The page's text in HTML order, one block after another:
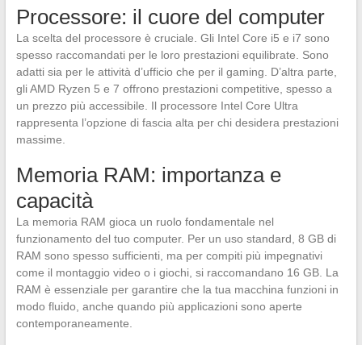
Processore: il cuore del computer
La scelta del processore è cruciale. Gli Intel Core i5 e i7 sono
spesso raccomandati per le loro prestazioni equilibrate. Sono
adatti sia per le attività d’ufficio che per il gaming. D’altra parte,
gli AMD Ryzen 5 e 7 offrono prestazioni competitive, spesso a
un prezzo più accessibile. Il processore Intel Core Ultra
rappresenta l’opzione di fascia alta per chi desidera prestazioni
massime.
Memoria RAM: importanza e
capacità
La memoria RAM gioca un ruolo fondamentale nel
funzionamento del tuo computer. Per un uso standard, 8 GB di
RAM sono spesso sufficienti, ma per compiti più impegnativi
come il montaggio video o i giochi, si raccomandano 16 GB. La
RAM è essenziale per garantire che la tua macchina funzioni in
modo fluido, anche quando più applicazioni sono aperte
contemporaneamente.